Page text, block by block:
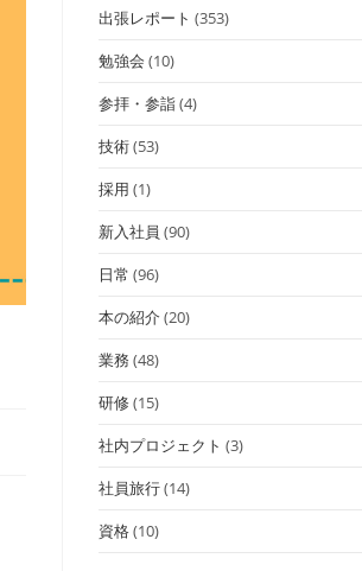
出張レポート (353)
勉強会 (10)
参拝・参詣(4)
技術(53)
採用 (1)
新入社員 (90)
日常 (96)
本の紹介(20)
業務(48)
研修(15)
社内プロジェクト (3)
社員旅行(14)
資格(10)